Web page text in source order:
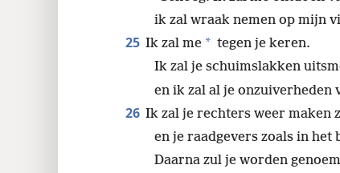
ik zal wraak nemen op mijn
25 Ik zal me * tegen je keren.
Ik zal je schuimslakken
en ik zal al je onzuiverheden
26 Ik zal je rechters weer maken
en je raadgevers zoals in het
Daarna zul je worden